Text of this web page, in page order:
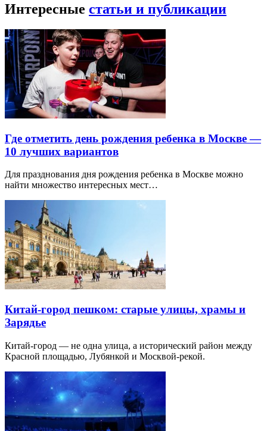
Интересные статьи и публикации
Где отметить день рождения ребенка в Москве —
10 лучших вариантов
Для празднования дня рождения ребенка в Москве можно
найти множество интересных мест…
Китай-город пешком: старые улицы, храмы и
Зарядье
Китай-город — не одна улица, а исторический район между
Красной площадью, Лубянкой и Москвой-рекой.